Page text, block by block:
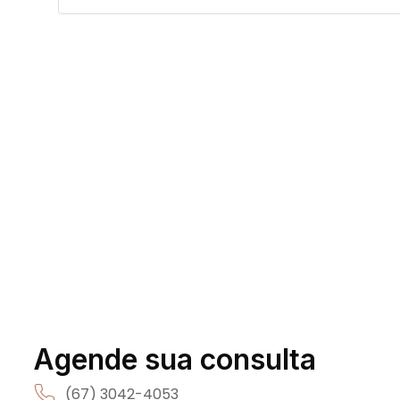
Agende sua consulta
(67) 3042-4053